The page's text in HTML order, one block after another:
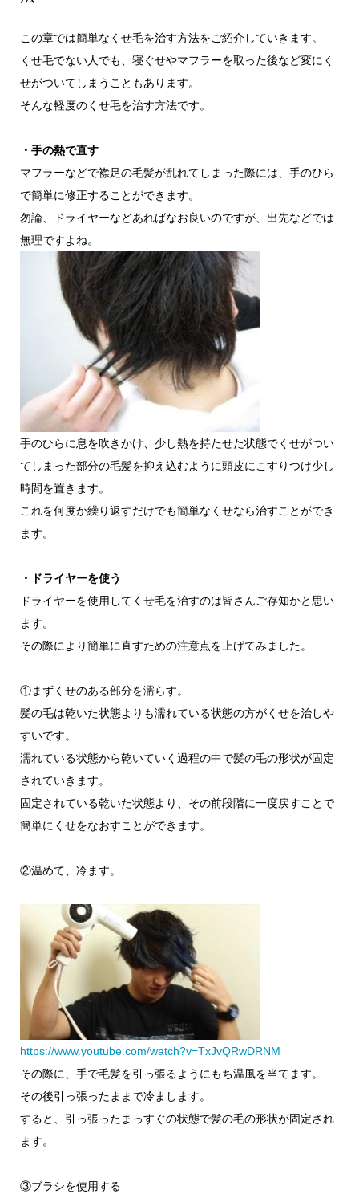
この章では簡単なくせ毛を治す方法をご紹介していきます。
くせ毛でない人でも、寝ぐせやマフラーを取った後など変にく
せがついてしまうこともあります。
そんな軽度のくせ毛を治す方法です。
・手の熱で直す
マフラーなどで襟足の毛髪が乱れてしまった際には、手のひら
で簡単に修正することができます。
勿論、ドライヤーなどあればなお良いのですが、出先などでは
無理ですよね。
手のひらに息を吹きかけ、少し熱を持たせた状態でくせがつい
てしまった部分の毛髪を抑え込むように頭皮にこすりつけ少し
時間を置きます。
これを何度か繰り返すだけでも簡単なくせなら治すことができ
ます。
・ドライヤーを使う
ドライヤーを使用してくせ毛を治すのは皆さんご存知かと思い
ます。
その際により簡単に直すための注意点を上げてみました。
①まずくせのある部分を濡らす。
髪の毛は乾いた状態よりも濡れている状態の方がくせを治しや
すいです。
濡れている状態から乾いていく過程の中で髪の毛の形状が固定
されていきます。
固定されている乾いた状態より、その前段階に一度戻すことで
簡単にくせをなおすことができます。
②温めて、冷ます。
https://www.youtube.com/watch?v=TxJvQRwDRNM
その際に、手で毛髪を引っ張るようにもち温風を当てます。
その後引っ張ったままで冷まします。
すると、引っ張ったまっすぐの状態で髪の毛の形状が固定され
ます。
③ブラシを使用する